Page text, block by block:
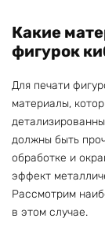
Какие
фигурок
Для печати
материалы,
должны быть
обработке и
эффект
Рассмотрим
в этом случае.